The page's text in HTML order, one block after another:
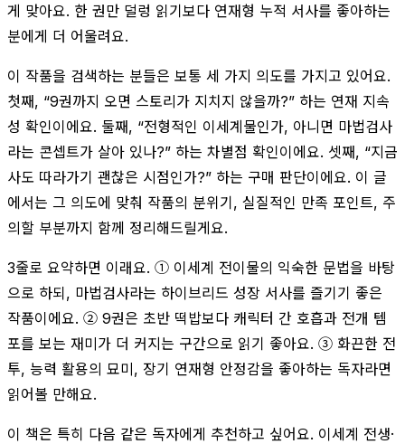
게 맞아요. 한 권만 덜렁 읽기보다 연재형 누적 서사를 좋아하는
분에게 더 어울려요.
이 작품을 검색하는 분들은 보통 세 가지 의도를 가지고 있어요.
첫째, “9권까지 오면 스토리가 지치지 않을까?” 하는 연재 지속
성 확인이에요. 둘째, “전형적인 이세계물인가, 아니면 마법검사
라는 콘셉트가 살아 있나?” 하는 차별점 확인이에요. 셋째, “지금
사도 따라가기 괜찮은 시점인가?” 하는 구매 판단이에요. 이 글
에서는 그 의도에 맞춰 작품의 분위기, 실질적인 만족 포인트, 주
의할 부분까지 함께 정리해드릴게요.
3줄로 요약하면 이래요. ① 이세계 전이물의 익숙한 문법을 바탕
으로 하되, 마법검사라는 하이브리드 성장 서사를 즐기기 좋은
작품이에요. ② 9권은 초반 떡밥보다 캐릭터 간 호흡과 전개 템
포를 보는 재미가 더 커지는 구간으로 읽기 좋아요. ③ 화끈한 전
투, 능력 활용의 묘미, 장기 연재형 안정감을 좋아하는 독자라면
읽어볼 만해요.
이 책은 특히 다음 같은 독자에게 추천하고 싶어요. 이세계 전생·